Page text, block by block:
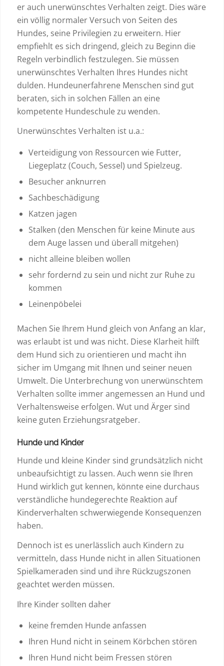
er auch unerwünschtes Verhalten zeigt. Dies wäre
ein völlig normaler Versuch von Seiten des
Hundes, seine Privilegien zu erweitern. Hier
empfiehlt es sich dringend, gleich zu Beginn die
Regeln verbindlich festzulegen. Sie müssen
unerwünschtes Verhalten Ihres Hundes nicht
dulden. Hundeunerfahrene Menschen sind gut
beraten, sich in solchen Fällen an eine
kompetente Hundeschule zu wenden.
Unerwünschtes Verhalten ist u.a.:
Verteidigung von Ressourcen wie Futter,
Liegeplatz (Couch, Sessel) und Spielzeug.
Besucher anknurren
Sachbeschädigung
Katzen jagen
Stalken (den Menschen für keine Minute aus
dem Auge lassen und überall mitgehen)
nicht alleine bleiben wollen
sehr fordernd zu sein und nicht zur Ruhe zu
kommen
Leinenpöbelei
Machen Sie Ihrem Hund gleich von Anfang an klar,
was erlaubt ist und was nicht. Diese Klarheit hilft
dem Hund sich zu orientieren und macht ihn
sicher im Umgang mit Ihnen und seiner neuen
Umwelt. Die Unterbrechung von unerwünschtem
Verhalten sollte immer angemessen an Hund und
Verhaltensweise erfolgen. Wut und Ärger sind
keine guten Erziehungsratgeber.
Hunde und Kinder
Hunde und kleine Kinder sind grundsätzlich nicht
unbeaufsichtigt zu lassen. Auch wenn sie Ihren
Hund wirklich gut kennen, könnte eine durchaus
verständliche hundegerechte Reaktion auf
Kinderverhalten schwerwiegende Konsequenzen
haben.
Dennoch ist es unerlässlich auch Kindern zu
vermitteln, dass Hunde nicht in allen Situationen
Spielkameraden sind und ihre Rückzugszonen
geachtet werden müssen.
Ihre Kinder sollten daher
keine fremden Hunde anfassen
Ihren Hund nicht in seinem Körbchen stören
Ihren Hund nicht beim Fressen stören